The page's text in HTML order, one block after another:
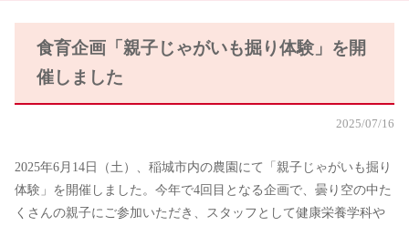
食育企画「親子じゃがいも掘り体験」を開
催しました
2025/07/16
2025年6月14日（土）、稲城市内の農園にて「親子じゃがいも掘り
体験」を開催しました。今年で4回目となる企画で、曇り空の中た
くさんの親子にご参加いただき、スタッフとして健康栄養学科や